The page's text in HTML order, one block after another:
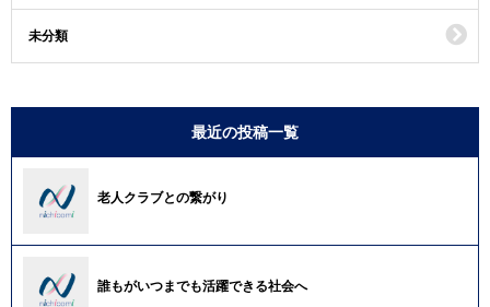
未分類
最近の投稿一覧
老人クラブとの繋がり
誰もがいつまでも活躍できる社会へ